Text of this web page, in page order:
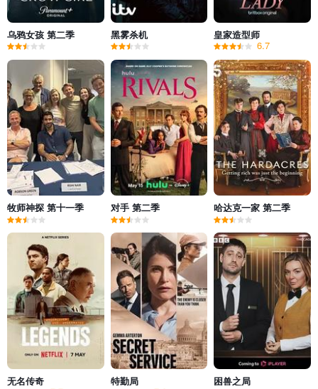
乌鸦女孩 第二季 黑雾杀机 皇家造型师
6.7
牧师神探 第十一季 对手 第二季 哈达克一家 第二季
无名传奇 特勤局 困兽之局